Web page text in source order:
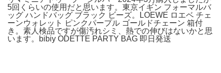
5回くらいの使用だと思います。東京イギン フォーマルバ
ッグ ハンドバッグ ブラック ビーズ。LOEWE ロエベ チェ
ーンウォレット ピンクパープル ゴールドチェーン 箱付
き。素人検品ですが傷汚れシミ、熱での伸びはないかと思
います。bibiy ODETTE PARTY BAG 即日発送